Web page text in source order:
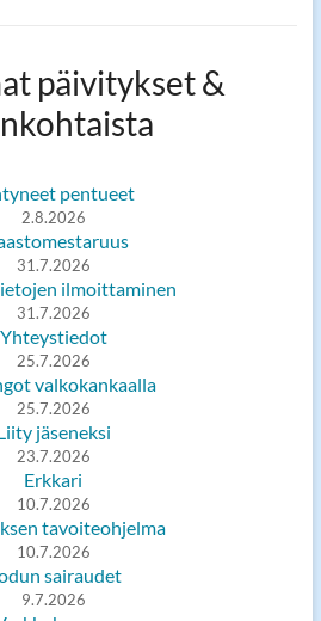
päivitykset &
pentueet
2.8.2026
31.7.2026
ilmoittaminen
31.7.2026
Yhteystiedot
25.7.2026
valkokankaalla
25.7.2026
jäseneksi
23.7.2026
Erkkari
10.7.2026
tavoiteohjelma
10.7.2026
sairaudet
9.7.2026